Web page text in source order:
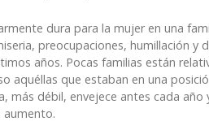
dura para la mujer en una
preocupaciones, humillación y
años. Pocas familias están
aquéllas que estaban en una
más débil, envejece antes cada
aumento.